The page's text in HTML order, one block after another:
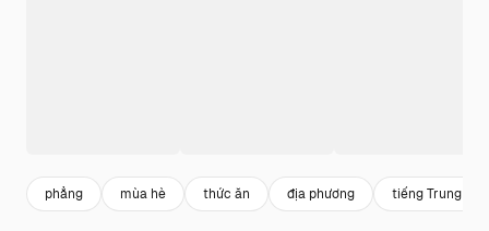
phẳng mùa hè thức ăn địa phương tiếng Trung